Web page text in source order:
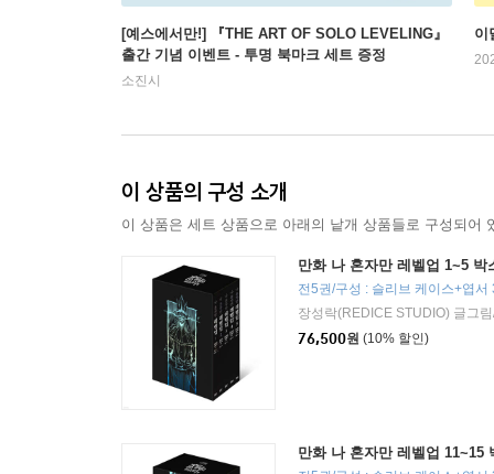
[예스에서만!] 『THE ART OF SOLO LEVELING』
출간 기념 이벤트 - 투명 북마크 세트 증정
소진시
이
이 상품의 구성 소개
이 상품은 세트 상품으로 아래의 낱개 상품들로 구성되어
만화 나 혼자만 레벨업 1~5 박
전5권/구성 : 슬리브 케이스+엽서
76,500원 (10% 할인)
만화 나 혼자만 레벨업 11~15